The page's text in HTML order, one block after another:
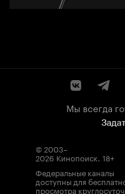
Мы всегда
© 2003–
2026 Кинопоиск. 18+
Федеральные каналы
доступны для
просмотра